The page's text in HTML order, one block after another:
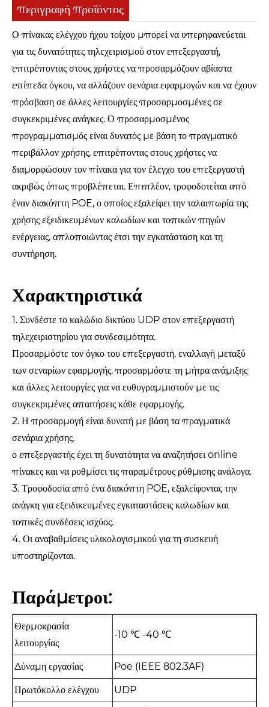
περιγραφή προϊόντος
Ο πίνακας ελέγχου ήχου τοίχου μπορεί να υπερηφανεύεται
για τις δυνατότητες τηλεχειρισμού στον επεξεργαστή,
επιτρέποντας στους χρήστες να προσαρμόζουν αβίαστα
επίπεδα όγκου, να αλλάζουν σενάρια εφαρμογών και να έχουν
πρόσβαση σε άλλες λειτουργίες προσαρμοσμένες σε
συγκεκριμένες ανάγκες. Ο προσαρμοσμένος
προγραμματισμός είναι δυνατός με βάση το πραγματικό
περιβάλλον χρήσης, επιτρέποντας στους χρήστες να
διαμορφώσουν τον πίνακα για τον έλεγχο του επεξεργαστή
ακριβώς όπως προβλέπεται. Επιπλέον, τροφοδοτείται από
έναν διακόπτη POE, ο οποίος εξαλείφει την ταλαιπωρία της
χρήσης εξειδικευμένων καλωδίων και τοπικών πηγών
ενέργειας, απλοποιώντας έτσι την εγκατάσταση και τη
συντήρηση.
Χαρακτηριστικά
1. Συνδέστε το καλώδιο δικτύου UDP στον επεξεργαστή
τηλεχειριστηρίου για συνδεσιμότητα.
Προσαρμόστε τον όγκο του επεξεργαστή, εναλλαγή μεταξύ
των σεναρίων εφαρμογής, προσαρμόστε τη μήτρα ανάμιξης
και άλλες λειτουργίες για να ευθυγραμμιστούν με τις
συγκεκριμένες απαιτήσεις κάθε εφαρμογής.
2. Η προσαρμογή είναι δυνατή με βάση τα πραγματικά
σενάρια χρήσης.
ο επεξεργαστής έχει τη δυνατότητα να αναζητήσει online
πίνακες και να ρυθμίσει τις παραμέτρους ρύθμισης ανάλογα.
3. Τροφοδοσία από ένα διακόπτη POE, εξαλείφοντας την
ανάγκη για εξειδικευμένες εγκαταστάσεις καλωδίων και
τοπικές συνδέσεις ισχύος.
4. Οι αναβαθμίσεις υλικολογισμικού για τη συσκευή
υποστηρίζονται.
Παράμετροι:
Θερμοκρασία
λειτουργίας
-10 ℃ -40 ℃
Δύναμη εργασίας Poe (IEEE 802.3AF)
Πρωτόκολλο ελέγχου UDP